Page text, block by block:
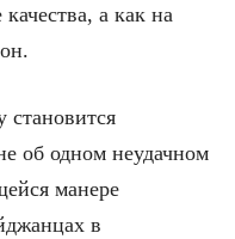
а как на
становится
об одном неудачном
манере
в